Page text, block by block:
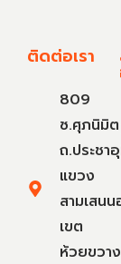
ติดต่อเรา
809
ซ.ศุภนิมิต
ถ.ประชา
แขวง
สามเสน
เขต
ห้วยขวาง